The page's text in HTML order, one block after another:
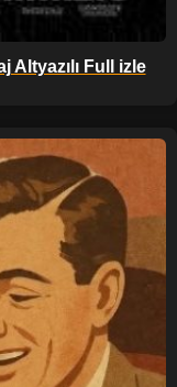
Altyazılı Full izle